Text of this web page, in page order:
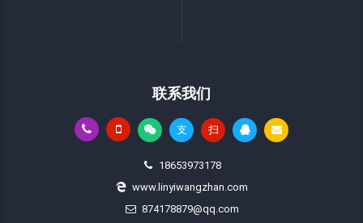
联系我们
支 扫
18653973178
www.linyiwangzhan.com
874178879@qq.com